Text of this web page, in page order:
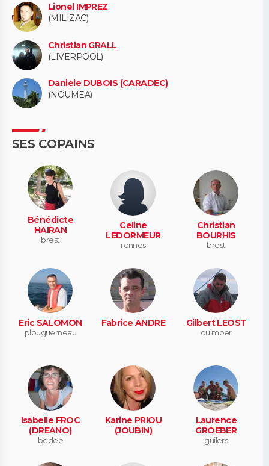
Lionel IMPREZ
(MILIZAC)
Christian GRALL
(LIVERPOOL)
Daniele DUBOIS (CARADEC)
(NOUMEA)
SES COPAINS
Bénédicte
HAIRAN
brest
Celine
LEDORMEUR
rennes
Christian
BOURHIS
brest
Eric SALOMON
plouguerneau
Fabrice ANDRE Gilbert LEOST
quimper
Isabelle FROC
(DREANO)
bedee
Karine PRIOU
(JOUBIN)
Laurence
GROEBER
guilers